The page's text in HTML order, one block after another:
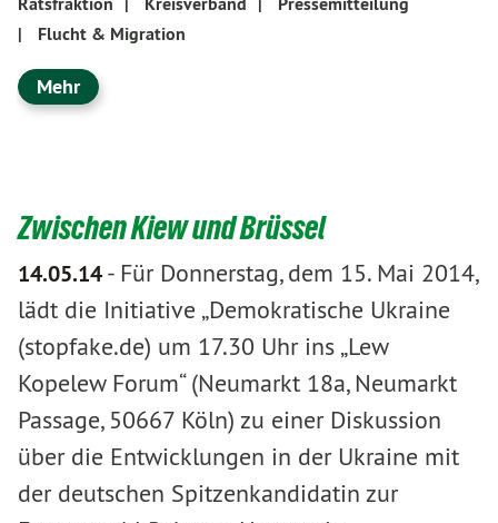
|
Flucht & Migration
Mehr
Zwischen Kiew und Brüssel
14.05.14- Für Donnerstag, dem 15. Mai 2014,
lädt die Initiative „Demokratische Ukraine
(stopfake.de) um 17.30 Uhr ins „Lew
Kopelew Forum“ (Neumarkt 18a, Neumarkt
Passage, 50667 Köln) zu einer Diskussion
über die Entwicklungen in der Ukraine mit
der deutschen Spitzenkandidatin zur